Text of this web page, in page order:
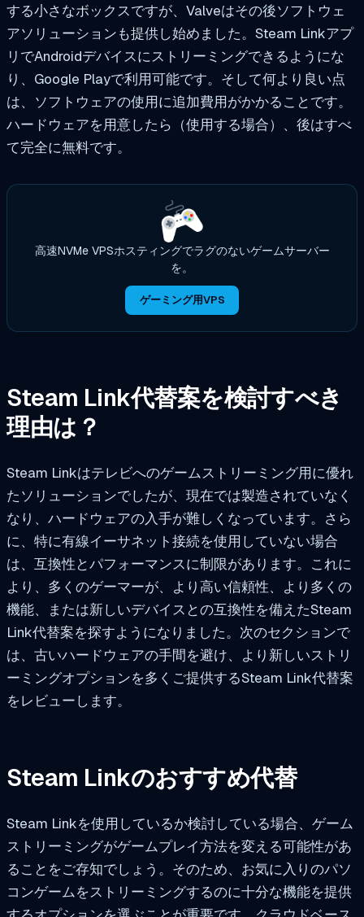
する小さなボックスですが、Valveはその後ソフトウェ
アソリューションも提供し始めました。Steam Linkアプ
リでAndroidデバイスにストリーミングできるようにな
り、Google Playで利用可能です。そして何より良い点
は、ソフトウェアの使用に追加費用がかかることです。
ハードウェアを用意したら（使用する場合）、後はすべ
て完全に無料です。
高速NVMe VPSホスティングでラグのないゲームサーバー
を。
ゲーミング用VPS
Steam Link代替案を検討すべき
理由は？
Steam Linkはテレビへのゲームストリーミング用に優れ
たソリューションでしたが、現在では製造されていなく
なり、ハードウェアの入手が難しくなっています。さら
に、特に有線イーサネット接続を使用していない場合
は、互換性とパフォーマンスに制限があります。これに
より、多くのゲーマーが、より高い信頼性、より多くの
機能、または新しいデバイスとの互換性を備えたSteam
Link代替案を探すようになりました。次のセクションで
は、古いハードウェアの手間を避け、より新しいストリ
ーミングオプションを多くご提供するSteam Link代替案
をレビューします。
Steam Linkのおすすめ代替
Steam Linkを使用しているか検討している場合、ゲーム
ストリーミングがゲームプレイ方法を変える可能性があ
ることをご存知でしょう。そのため、お気に入りのパソ
コンゲームをストリーミングするのに十分な機能を提供